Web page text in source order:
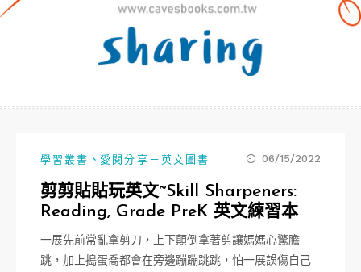
學習叢書 、 愛閱分享－英文圖書 06/15/2022
剪剪貼貼玩英文~Skill Sharpeners:
Reading, Grade PreK 英文練習本
一展先前常亂拿剪刀，上下顛倒拿著剪讓媽媽心驚膽
跳，加上搗蛋喬都會在旁邊蹦蹦跳跳，怕一展誤傷自己